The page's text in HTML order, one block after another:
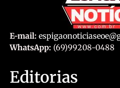
E-mail:
WhatsApp: (69)99208-0488
Editorias